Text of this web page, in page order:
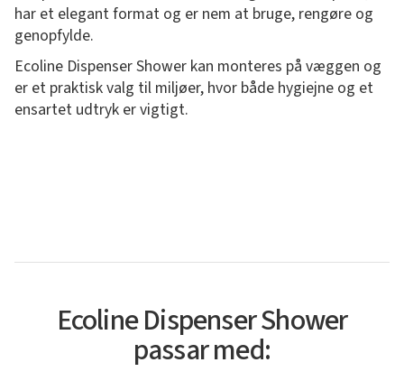
har et elegant format og er nem at bruge, rengøre og
genopfylde.
Ecoline Dispenser Shower kan monteres på væggen og
er et praktisk valg til miljøer, hvor både hygiejne og et
ensartet udtryk er vigtigt.
Ecoline Dispenser Shower
passar med: